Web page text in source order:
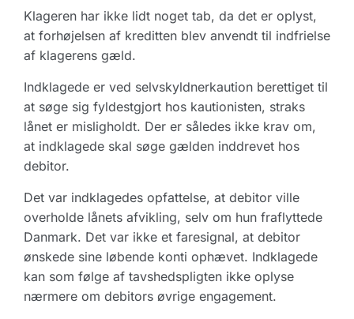
Klageren har ikke lidt noget tab, da det er oplyst,
at forhøjelsen af kreditten blev anvendt til indfrielse
af klagerens gæld.
Indklagede er ved selvskyldnerkaution berettiget til
at søge sig fyldestgjort hos kautionisten, straks
lånet er misligholdt. Der er således ikke krav om,
at indklagede skal søge gælden inddrevet hos
debitor.
Det var indklagedes opfattelse, at debitor ville
overholde lånets afvikling, selv om hun fraflyttede
Danmark. Det var ikke et faresignal, at debitor
ønskede sine løbende konti ophævet. Indklagede
kan som følge af tavshedspligten ikke oplyse
nærmere om debitors øvrige engagement.